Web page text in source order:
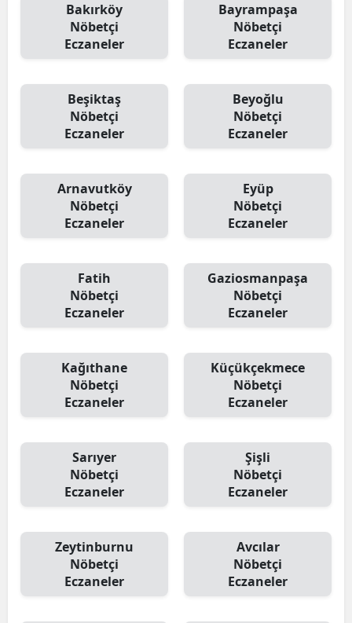
Bakırköy
Nöbetçi
Eczaneler
Bayrampaşa
Nöbetçi
Eczaneler
Beşiktaş
Nöbetçi
Eczaneler
Beyoğlu
Nöbetçi
Eczaneler
Arnavutköy
Nöbetçi
Eczaneler
Eyüp
Nöbetçi
Eczaneler
Fatih
Nöbetçi
Eczaneler
Gaziosmanpaşa
Nöbetçi
Eczaneler
Kağıthane
Nöbetçi
Eczaneler
Küçükçekmece
Nöbetçi
Eczaneler
Sarıyer
Nöbetçi
Eczaneler
Şişli
Nöbetçi
Eczaneler
Zeytinburnu
Nöbetçi
Eczaneler
Avcılar
Nöbetçi
Eczaneler